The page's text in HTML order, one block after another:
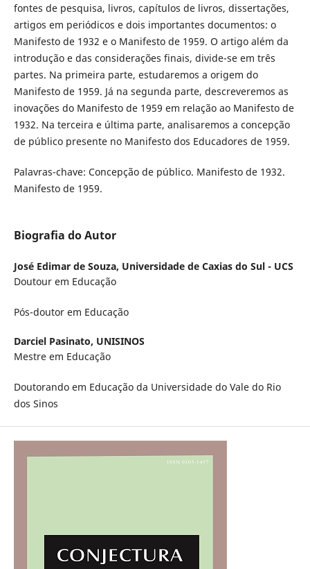
fontes de pesquisa, livros, capítulos de livros, dissertações,
artigos em periódicos e dois importantes documentos: o
Manifesto de 1932 e o Manifesto de 1959. O artigo além da
introdução e das considerações finais, divide-se em três
partes. Na primeira parte, estudaremos a origem do
Manifesto de 1959. Já na segunda parte, descreveremos as
inovações do Manifesto de 1959 em relação ao Manifesto de
1932. Na terceira e última parte, analisaremos a concepção
de público presente no Manifesto dos Educadores de 1959.
Palavras-chave: Concepção de público. Manifesto de 1932.
Manifesto de 1959.
Biografia do Autor
José Edimar de Souza, Universidade de Caxias do Sul - UCS
Doutour em Educação
Pós-doutor em Educação
Darciel Pasinato, UNISINOS
Mestre em Educação
Doutorando em Educação da Universidade do Vale do Rio
dos Sinos